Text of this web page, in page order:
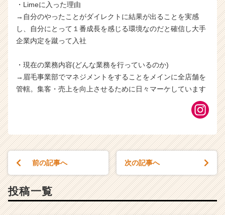
・Limeに入った理由
→自分のやったことがダイレクトに結果が出ることを実感
し、自分にとって１番成長を感じる環境なのだと確信し大手
企業内定を蹴って入社
・現在の業務内容(どんな業務を行っているのか)
→眉毛事業部でマネジメントをすることをメインに全店舗を
管轄。集客・売上を向上させるために日々マーケしています
前の記事へ 次の記事へ
投稿一覧